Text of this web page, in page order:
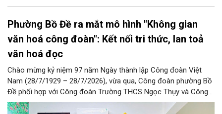
Phường Bồ Đề ra mắt mô hình "Không gian
văn hoá công đoàn": Kết nối tri thức, lan toả
văn hoá đọc
Chào mừng kỷ niệm 97 năm Ngày thành lập Công đoàn Việt
Nam (28/7/1929 – 28/7/2026), vừa qua, Công đoàn phường Bồ
Đề phối hợp với Công đoàn Trường THCS Ngọc Thụy và Công
đoàn Trường Tiểu học Ái Mộ B tổ chức Lễ ra mắt Mô hình